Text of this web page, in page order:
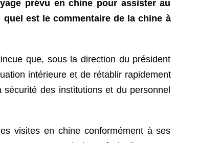
prévu en chine pour assister au
est le commentaire de la chine à
que, sous la direction du président
intérieure et de rétablir rapidement
des institutions et du personnel
visites en chine conformément à ses